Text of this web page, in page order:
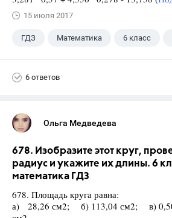
15 июля 2017
ГДЗ Математика 6 класс
6 ответов
Ольга Медведева
678. Изобразите этот круг,
радиус и укажите их длины. 6
математика ГДЗ
678. Площадь круга равна:
а) 28,26 см2; б) 113,04 см2; в)